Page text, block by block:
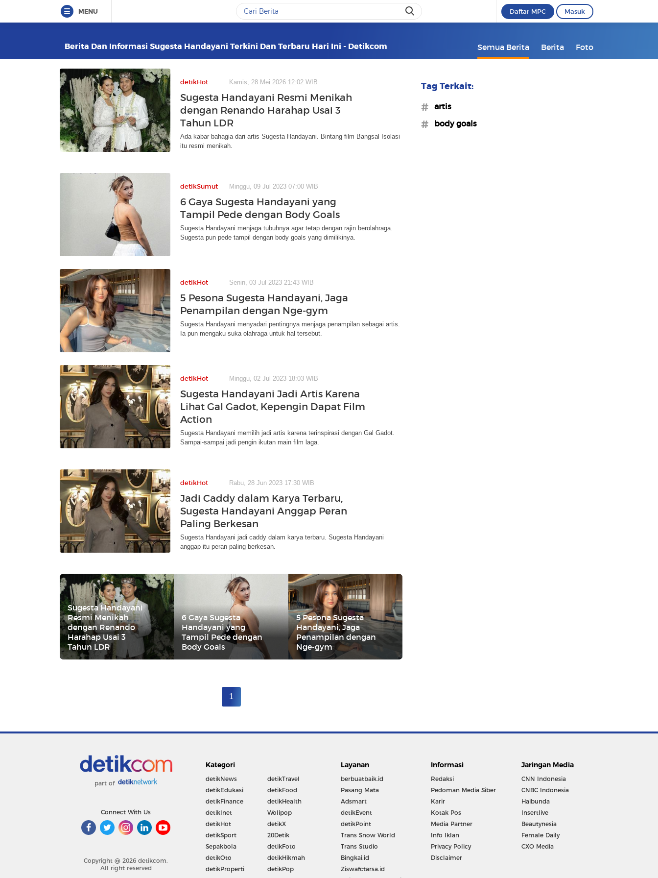
MENU Daftar MPC Masuk
Berita Dan Informasi Sugesta Handayani Terkini Dan Terbaru Hari Ini - Detikcom Semua Berita Berita Foto
detikHot Kamis, 28 Mei 2026 12:02 WIB
Sugesta Handayani Resmi Menikah
dengan Renando Harahap Usai 3
Tahun LDR
Ada kabar bahagia dari artis Sugesta Handayani. Bintang film Bangsal Isolasi
itu resmi menikah.
detikSumut Minggu, 09 Jul 2023 07:00 WIB
6 Gaya Sugesta Handayani yang
Tampil Pede dengan Body Goals
Sugesta Handayani menjaga tubuhnya agar tetap dengan rajin berolahraga.
Sugesta pun pede tampil dengan body goals yang dimilikinya.
detikHot Senin, 03 Jul 2023 21:43 WIB
5 Pesona Sugesta Handayani, Jaga
Penampilan dengan Nge-gym
Sugesta Handayani menyadari pentingnya menjaga penampilan sebagai artis.
Ia pun mengaku suka olahraga untuk hal tersebut.
detikHot Minggu, 02 Jul 2023 18:03 WIB
Sugesta Handayani Jadi Artis Karena
Lihat Gal Gadot, Kepengin Dapat Film
Action
Sugesta Handayani memilih jadi artis karena terinspirasi dengan Gal Gadot.
Sampai-sampai jadi pengin ikutan main film laga.
detikHot Rabu, 28 Jun 2023 17:30 WIB
Jadi Caddy dalam Karya Terbaru,
Sugesta Handayani Anggap Peran
Paling Berkesan
Sugesta Handayani jadi caddy dalam karya terbaru. Sugesta Handayani
anggap itu peran paling berkesan.
Sugesta Handayani
Resmi Menikah
dengan Renando
Harahap Usai 3
Tahun LDR
6 Gaya Sugesta
Handayani yang
Tampil Pede dengan
Body Goals
5 Pesona Sugesta
Handayani, Jaga
Penampilan dengan
Nge-gym
1
Tag Terkait:
#artis
#body goals
part of
Connect With Us
Copyright @ 2026 detikcom.
All right reserved
Kategori
detikNews
detikEdukasi
detikFinance
detikInet
detikHot
detikSport
Sepakbola
detikOto
detikProperti
detikTravel
detikFood
detikHealth
Wolipop
detikX
20Detik
detikFoto
detikHikmah
detikPop
Layanan
berbuatbaik.id
Pasang Mata
Adsmart
detikEvent
detikPoint
Trans Snow World
Trans Studio
Bingkai.id
Ziswafctarsa.id
Informasi
Redaksi
Pedoman Media Siber
Karir
Kotak Pos
Media Partner
Info Iklan
Privacy Policy
Disclaimer
Jaringan Media
CNN Indonesia
CNBC Indonesia
Haibunda
Insertlive
Beautynesia
Female Daily
CXO Media